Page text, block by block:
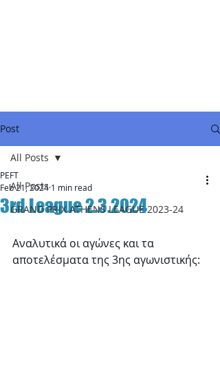
Post
All Posts
GRAND PRIX ATHENS LEAGUE 2023-24
All Posts
3rd League 2.3.2024
PEFT
Feb 21, 2024 1 min read
Αναλυτικά οι αγώνες και τα
αποτελέσματα της 3ης αγωνιστικής: